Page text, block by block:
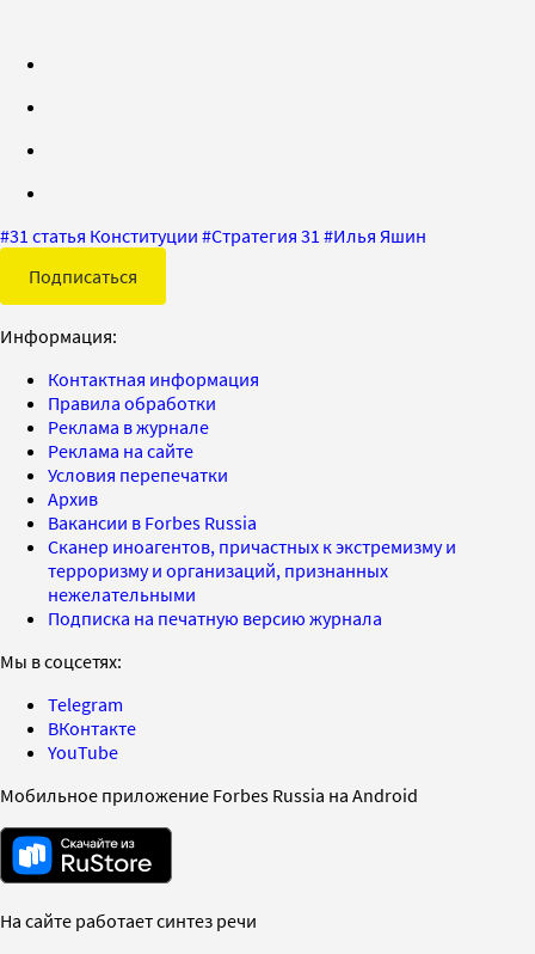
#31 статья Конституции #Стратегия 31 #Илья Яшин
Подписаться
Информация:
Контактная информация
Правила обработки
Реклама в журнале
Реклама на сайте
Условия перепечатки
Архив
Вакансии в Forbes Russia
Сканер иноагентов, причастных к экстремизму и
терроризму и организаций, признанных
нежелательными
Подписка на печатную версию журнала
Мы в соцсетях:
Telegram
ВКонтакте
YouTube
Мобильное приложение Forbes Russia на Android
На сайте работает синтез речи